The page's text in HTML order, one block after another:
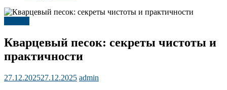
Кварцевый песок: секреты чистоты и
практичности
27.12.202527.12.2025 admin